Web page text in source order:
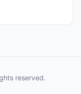
reserved.